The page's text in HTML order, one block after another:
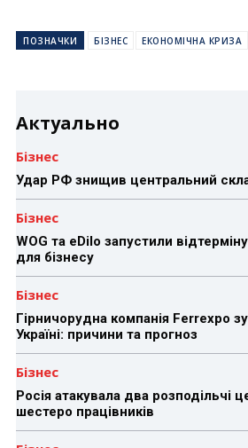
ПОЗНАЧКИ БІЗНЕС ЕКОНОМІЧНА КРИЗА
Актуально
Бізнес
Удар РФ знищив центральний
Бізнес
WOG та eDilo запустили
для бізнесу
Бізнес
Гірничорудна компанія Ferrexpo
Україні: причини та прогноз
Бізнес
Росія атакувала два розподільчі
шестеро працівників